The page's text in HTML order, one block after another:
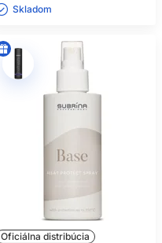
Skladom ㅤ
Oficiálna distribúcia